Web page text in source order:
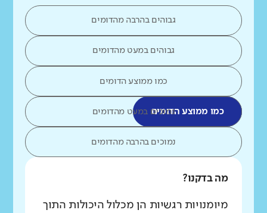
גבוהים בהרבה מהדומים
גבוהים במעט מהדומים
כמו ממוצע הדומים
כמו ממוצע הדומיםנמוכים במעט מהדומים
נמוכים בהרבה מהדומים
מה בדקנו?
מיומנויות רגשיות הן מכלול היכולות התוך